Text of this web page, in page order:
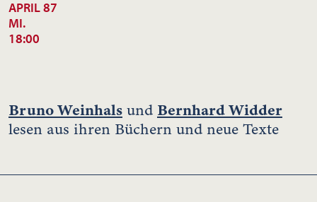
APRIL 87
MI.
18:00
Bruno Weinhals und Bernhard Widder
lesen aus ihren Büchern und neue Texte